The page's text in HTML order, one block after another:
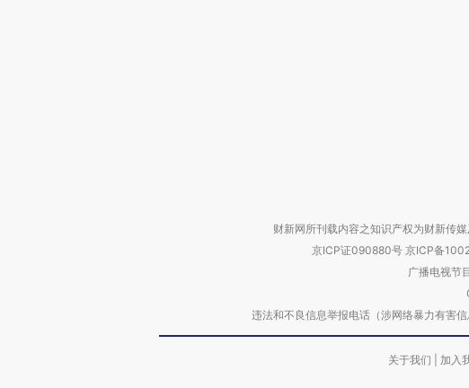
财新网所刊载内容之知识产权为财新传
京ICP证090880号 京ICP备
广播电视节
违法和不良信息举报电话（涉网络暴力有
关于我们 加入